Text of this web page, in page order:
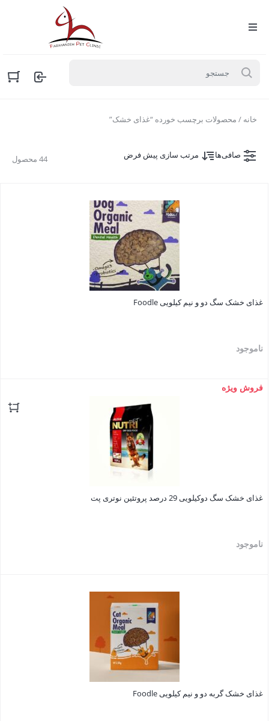
خانه / محصولات برچسب خورده “غذای خشک”
44 محصول صافی‌ها مرتب سازی پیش فرض
غذای خشک سگ دو و نيم کيلويی Foodle
ناموجود
بستن
فروش ویژه
غذای خشک سگ دوکیلویی 29 درصد پروتئین نوتری پت
ناموجود
غذای خشک گربه دو و نيم کيلويی Foodle